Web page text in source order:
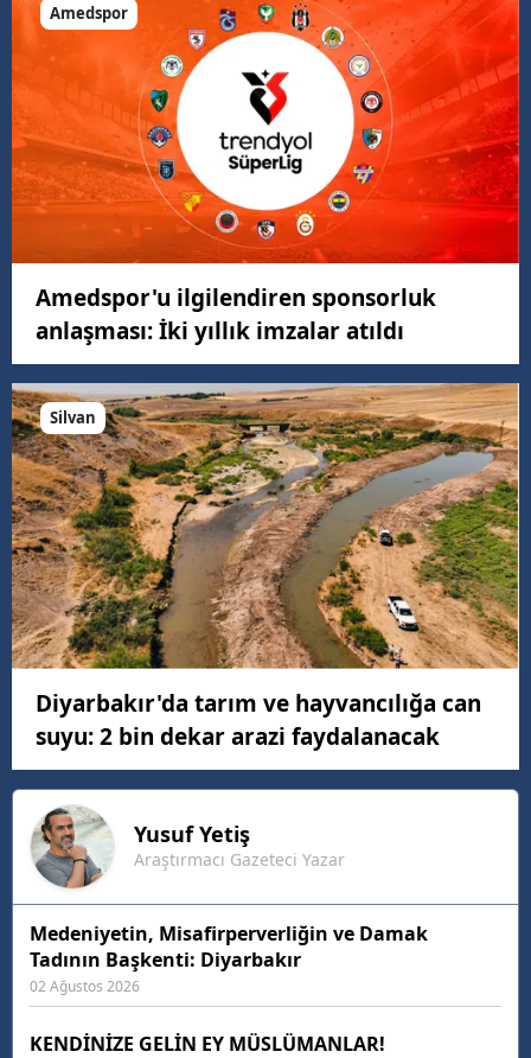
Amedspor
Amedspor'u ilgilendiren sponsorluk
anlaşması: İki yıllık imzalar atıldı
Silvan
Diyarbakır'da tarım ve hayvancılığa can
suyu: 2 bin dekar arazi faydalanacak
YusufYetiş
Araştırmacı Gazeteci Yazar
Medeniyetin, Misafirperverliğin ve Damak
Tadının Başkenti: Diyarbakır
02 Ağustos 2026
KENDİNİZE GELİN EY MÜSLÜMANLAR!